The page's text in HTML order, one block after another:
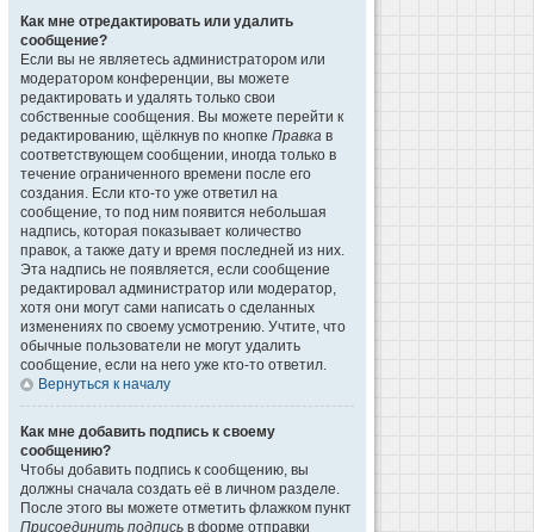
Как мне отредактировать или удалить
сообщение?
Если вы не являетесь администратором или
модератором конференции, вы можете
редактировать и удалять только свои
собственные сообщения. Вы можете перейти к
редактированию, щёлкнув по кнопке Правка в
соответствующем сообщении, иногда только в
течение ограниченного времени после его
создания. Если кто-то уже ответил на
сообщение, то под ним появится небольшая
надпись, которая показывает количество
правок, а также дату и время последней из них.
Эта надпись не появляется, если сообщение
редактировал администратор или модератор,
хотя они могут сами написать о сделанных
изменениях по своему усмотрению. Учтите, что
обычные пользователи не могут удалить
сообщение, если на него уже кто-то ответил.
Вернуться к началу
Как мне добавить подпись к своему
сообщению?
Чтобы добавить подпись к сообщению, вы
должны сначала создать её в личном разделе.
После этого вы можете отметить флажком пункт
Присоединить подпись в форме отправки